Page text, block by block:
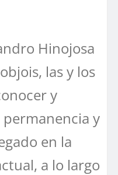
Hinojosa
las y los
y
y
en la
a lo largo